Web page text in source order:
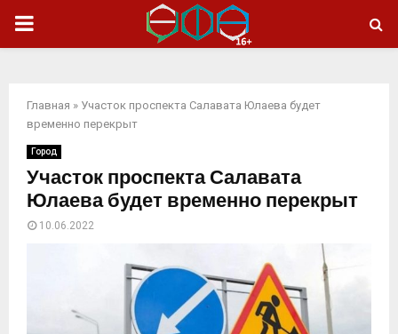
ОСНОВНОЕ
Главная » Участок проспекта Салавата Юлаева будет
временно перекрыт
Город
Участок проспекта Салавата
Юлаева будет временно перекрыт
10.06.2022